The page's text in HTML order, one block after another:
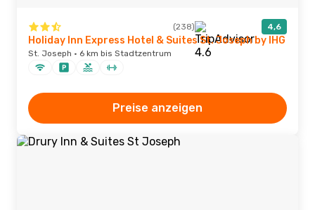
(238) 4,6
Holiday Inn Express Hotel & Suites St. Joseph by IHG
St. Joseph · 6 km bis Stadtzentrum
Preise anzeigen